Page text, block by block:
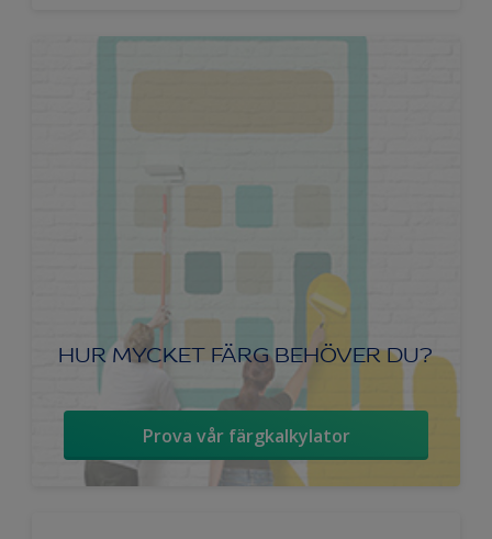
HUR MYCKET FÄRG BEHÖVER DU?
Prova vår färgkalkylator